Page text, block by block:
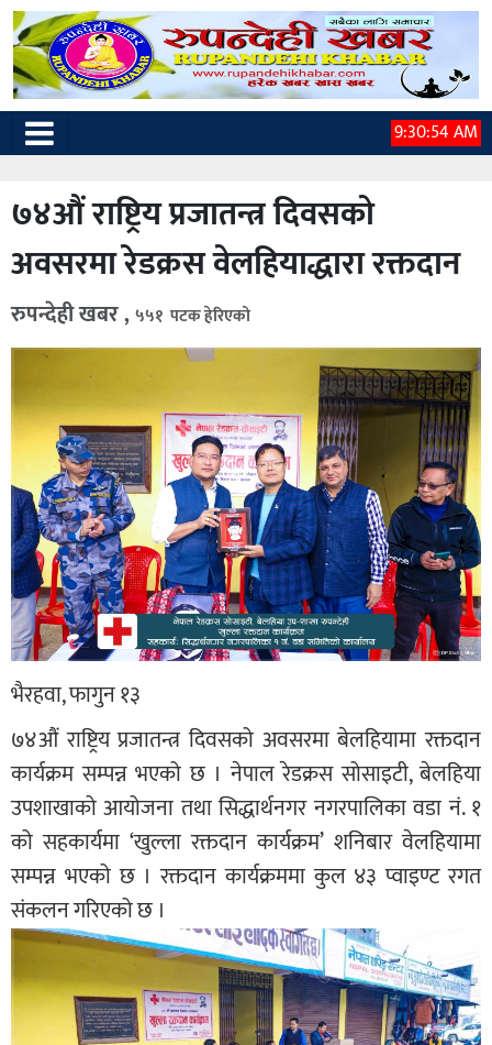
9:30:55 AM
७४औं राष्ट्रिय प्रजातन्त्र दिवसको
अवसरमा रेडक्रस वेलहियाद्धारा रक्तदान
रुपन्देही खबर , ५५१ पटक हेरिएको
भैरहवा, फागुन १३
७४औं राष्ट्रिय प्रजातन्त्र दिवसको अवसरमा बेलहियामा रक्तदान
कार्यक्रम सम्पन्न भएको छ । नेपाल रेडक्रस सोसाइटी, बेलहिया
उपशाखाको आयोजना तथा सिद्धार्थनगर नगरपालिका वडा नं. १
को सहकार्यमा ‘खुल्ला रक्तदान कार्यक्रम’ शनिबार वेलहियामा
सम्पन्न भएको छ । रक्तदान कार्यक्रममा कुल ४३ प्वाइण्ट रगत
संकलन गरिएको छ ।